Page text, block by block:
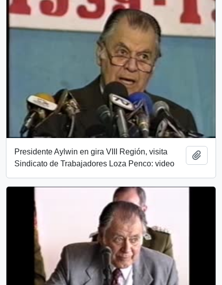
Presidente Aylwin en gira VIII Región, visita
Sindicato de Trabajadores Loza Penco: video